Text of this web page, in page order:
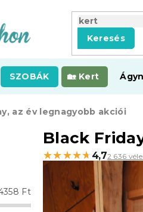
Keresés
SZOBÁK Kert
az év legnagyobb akciói
Ft
Black
★★★★★
★★★★★ 4,72 636